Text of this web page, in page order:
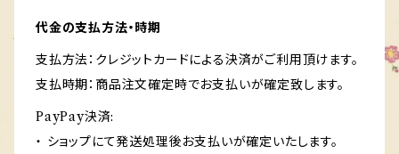
代金の支払方法・時期
支払方法：クレジットカードによる決済がご利用頂けます。
支払時期：商品注文確定時でお支払いが確定致します。
PayPay決済:
・ ショップにて発送処理後お支払いが確定いたします。